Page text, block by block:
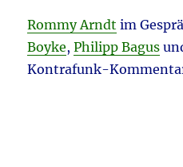
Rommy Arndt im
Boyke,Philipp Bagus
Kontrafunk-